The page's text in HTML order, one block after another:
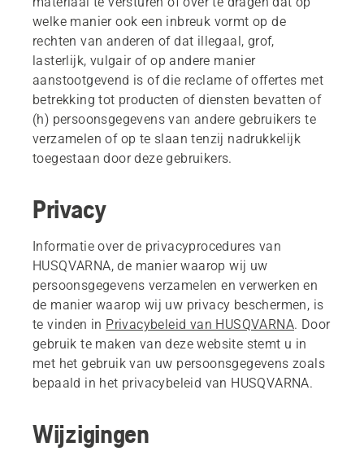
welke manier ook een inbreuk vormt op de
rechten van anderen of dat illegaal, grof,
lasterlijk, vulgair of op andere manier
aanstootgevend is of die reclame of offertes met
betrekking tot producten of diensten bevatten of
(h) persoonsgegevens van andere gebruikers te
verzamelen of op te slaan tenzij nadrukkelijk
toegestaan door deze gebruikers.
Privacy
Informatie over de privacyprocedures van
HUSQVARNA, de manier waarop wij uw
persoonsgegevens verzamelen en verwerken en
de manier waarop wij uw privacy beschermen, is
te vinden in Privacybeleid van HUSQVARNA. Door
gebruik te maken van deze website stemt u in
met het gebruik van uw persoonsgegevens zoals
bepaald in het privacybeleid van HUSQVARNA.
Wijzigingen